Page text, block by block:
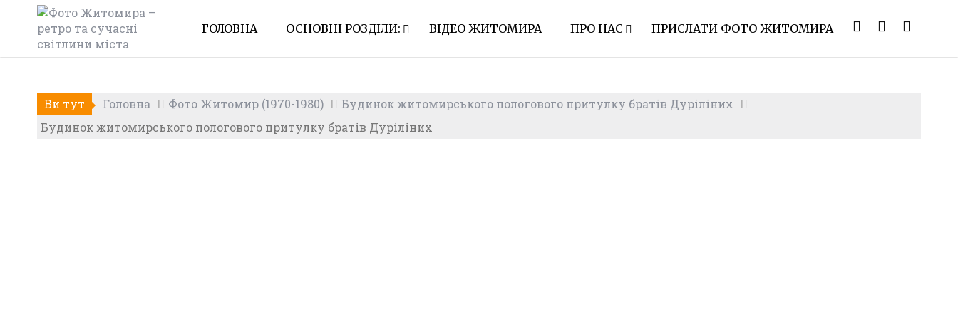
content
ГОЛОВНА ОСНОВНІ РОЗДІЛИ: ВІДЕО ЖИТОМИРА ПРО НАС ПРИСЛАТИ ФОТО ЖИТОМИРА
Ви тут Головна Фото Житомир (1970-1980)
Будинок житомирського пологового притулку братів Дуріліних
Будинок житомирського пологового притулку братів Дуріліних